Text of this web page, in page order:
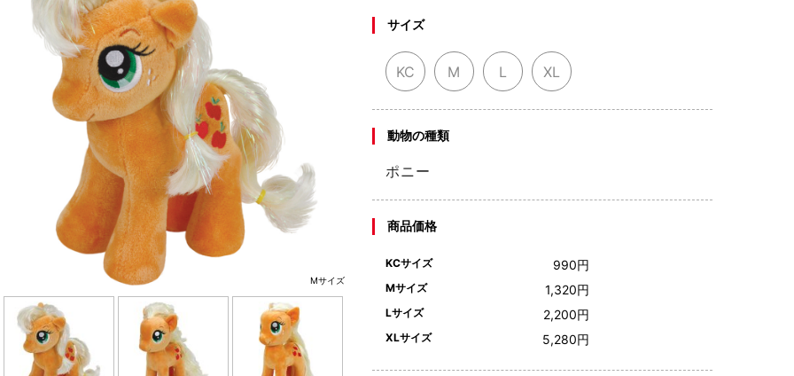
Mサイズ
サイズ
KC M L XL
動物の種類
ポニー
商品価格
KCサイズ 990円
Mサイズ 1,320円
Lサイズ 2,200円
XLサイズ 5,280円